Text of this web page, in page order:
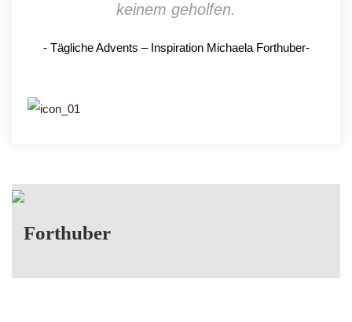
keinem geholfen.
Tägliche Advents – Inspiration Michaela Forthuber
Forthuber